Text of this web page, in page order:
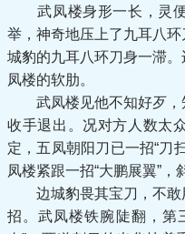
武凤楼身形一长，灵便
举，神奇地压上了九耳八
城豹的九耳八环刀身一滞
凤楼的软肋。
武凤楼见他不知好歹，
收手退出。况对方人数太
定，五凤朝阳刀已一招“刀
凤楼紧跟一招“大鹏展翼”，
边城豹畏其宝刀，不敢
招。武凤楼铁腕陡翻，第